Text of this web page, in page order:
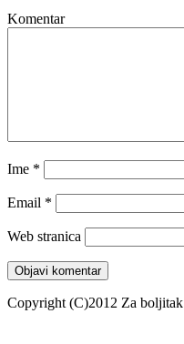
Komentar
Ime *
Email *
Web stranica
Copyright (C)2012 Za boljitak